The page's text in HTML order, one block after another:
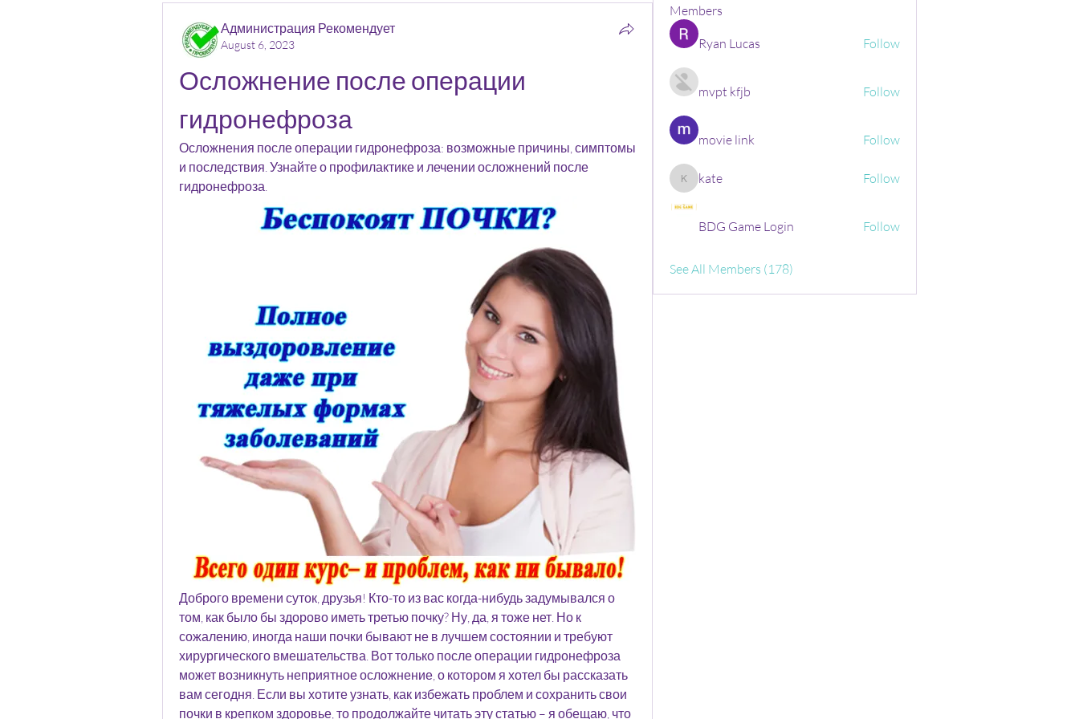
Администрация Рекомендует
August 6, 2023
Осложнение после операции
гидронефроза
Осложнения после операции гидронефроза: возможные причины, симптомы
и последствия. Узнайте о профилактике и лечении осложнений после
гидронефроза.
Доброго времени суток, друзья! Кто-то из вас когда-нибудь задумывался о
том, как было бы здорово иметь третью почку? Ну, да, я тоже нет. Но к
сожалению, иногда наши почки бывают не в лучшем состоянии и требуют
хирургического вмешательства. Вот только после операции гидронефроза
может возникнуть неприятное осложнение, о котором я хотел бы рассказать
вам сегодня. Если вы хотите узнать, как избежать проблем и сохранить свои
почки в крепком здоровье, то продолжайте читать эту статью – я обещаю, что
Members
Ryan Lucas Follow
mvpt kfjb Follow
movie link Follow
katekate Follow
BDG Game Login Follow
See All Members (178)